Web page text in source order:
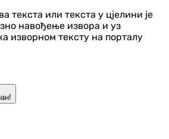
текста или текста у цјелини је
навођење извора и уз
изворном тексту на порталу